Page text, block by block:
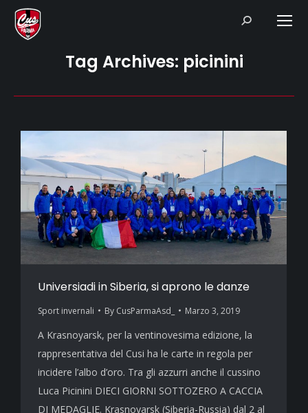
Search:
Tag Archives: picinini
Universiadi in Siberia, si aprono le danze
Sport invernali By CusParmaAsd_ Marzo 3, 2019
A Krasnoyarsk, per la ventinovesima edizione, la
rappresentativa del Cusi ha le carte in regola per
incidere l’albo d’oro. Tra gli azzurri anche il cussino
Luca Picinini DIECI GIORNI SOTTOZERO A CACCIA
DI MEDAGLIE. Krasnoyarsk (Siberia-Russia) dal 2 al